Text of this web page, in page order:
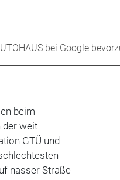
bei Google
beim
der weit
GTÜ und
nasser Straße